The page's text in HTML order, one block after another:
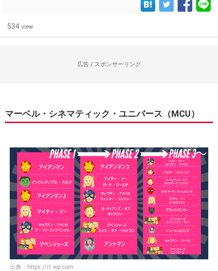
534 view
広告 / スポンサーリンク
マーベル・シネマティック・ユニバース（MCU）
出典： https://i1.wp.com